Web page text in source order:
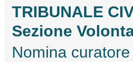
TRIBUNALE
Sezione
Nomina